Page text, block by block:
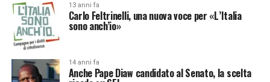
13 anni fa
Carlo Feltrinelli, una nuova voce per «L’Italia
sono anch’io»
14 anni fa
Anche Pape Diaw candidato al Senato, la scelta